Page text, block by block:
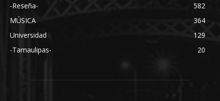
-Reseña-
582
MÚSICA
364
Universidad
129
-Tamaulipas-
20